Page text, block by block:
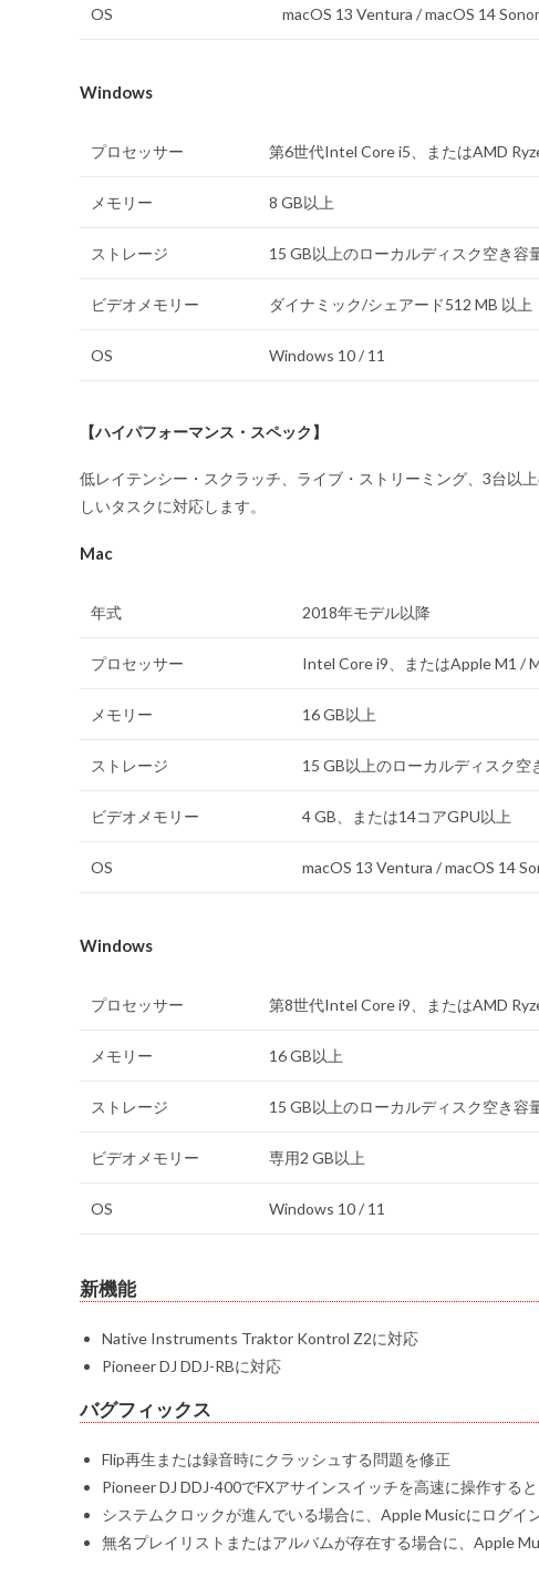
OS macOS 13 Ventura / macOS 14
Windows
プロセッサー 第6世代Intel Core i5、またはAMD
メモリー 8 GB以上
ストレージ 15 GB以上のローカルディスク空き容量
ビデオメモリー ダイナミック/シェアード512 MB 以上
OS Windows 10 / 11
【ハイパフォーマンス・スペック】
低レイテンシー・スクラッチ、ライブ・ストリーミング、3台以
しいタスクに対応します。
Mac
年式 2018年モデル以降
プロセッサー Intel Core i9、またはApple M1 /
メモリー 16 GB以上
ストレージ 15 GB以上のローカルディスク空
ビデオメモリー 4 GB、または14コアGPU以上
OS macOS 13 Ventura / macOS 14
Windows
プロセッサー 第8世代Intel Core i9、またはAMD
メモリー 16 GB以上
ストレージ 15 GB以上のローカルディスク空き容量
ビデオメモリー 専用2 GB以上
OS Windows 10 / 11
新機能
Native Instruments Traktor Kontrol Z2に対応
Pioneer DJ DDJ-RBに対応
バグフィックス
Flip再生または録音時にクラッシュする問題を修正
Pioneer DJ DDJ-400でFXアサインスイッチを高速に操作する
システムクロックが進んでいる場合に、Apple Musicにログイ
無名プレイリストまたはアルバムが存在する場合に、Apple